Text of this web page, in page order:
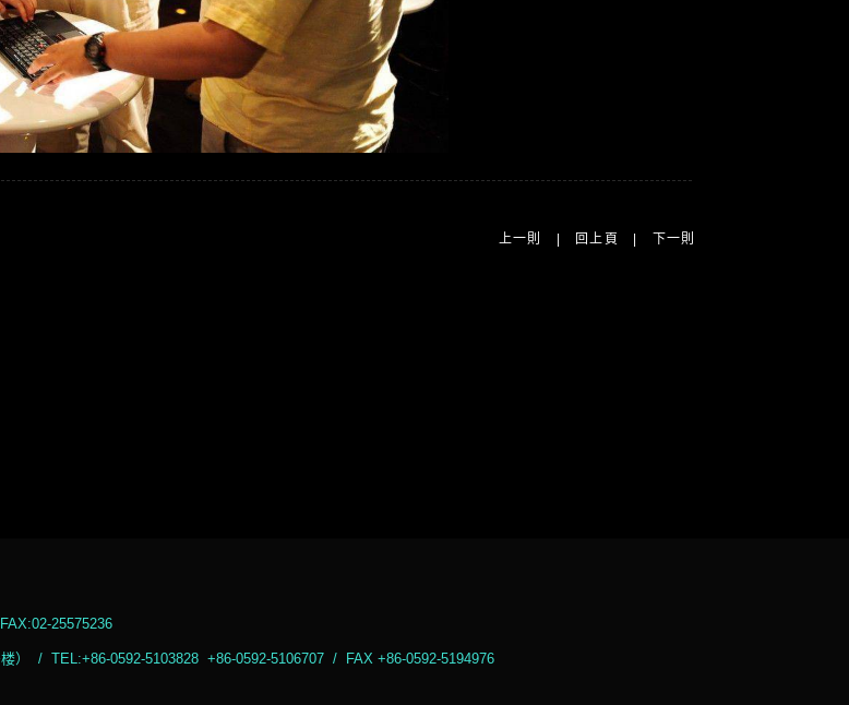
上一則 回上頁 下一則
25575236
） / TEL:+86-0592-5103828 +86-0592-5106707 / FAX +86-0592-5194976